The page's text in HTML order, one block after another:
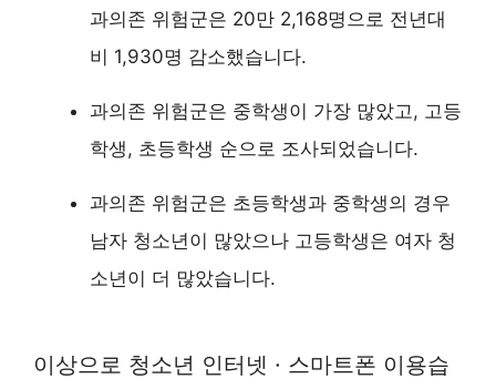
과의존 위험군은 20만 2,168명으로 전년대
비 1,930명 감소했습니다.
과의존 위험군은 중학생이 가장 많았고, 고등
학생, 초등학생 순으로 조사되었습니다.
과의존 위험군은 초등학생과 중학생의 경우
남자 청소년이 많았으나 고등학생은 여자 청
소년이 더 많았습니다.
이상으로 청소년 인터넷 · 스마트폰 이용습